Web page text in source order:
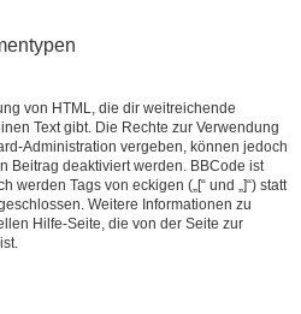
von HTML, die dir weitreichende
Text gibt. Die Rechte zur Verwendung
Administration vergeben, können jedoch
Beitrag deaktiviert werden. BBCode ist
werden Tags von eckigen („[“ und „]“) statt
Weitere Informationen zu
Hilfe-Seite, die von der Seite zur